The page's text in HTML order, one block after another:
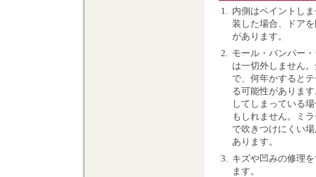
1. 内側はペイントし
装した場合、ドア
があります。
2. モール・バンパー
は一切外しません
で、何年かすると
る可能性がありま
してしまっている
もしれません。ミ
で吹きつけにくい
あります。
3. キズや凹みの修理
ます。